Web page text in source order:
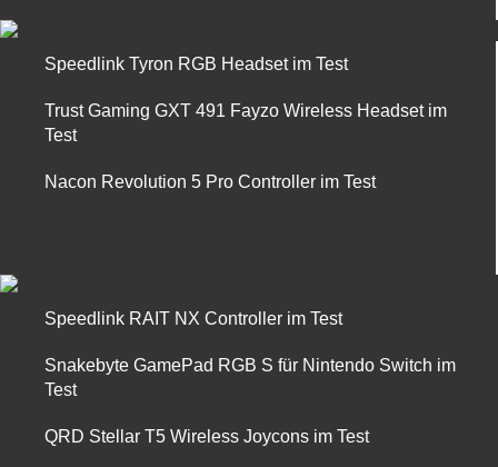
Speedlink Tyron RGB Headset im Test
Trust Gaming GXT 491 Fayzo Wireless Headset im
Test
Nacon Revolution 5 Pro Controller im Test
Speedlink RAIT NX Controller im Test
Snakebyte GamePad RGB S für Nintendo Switch im
Test
QRD Stellar T5 Wireless Joycons im Test